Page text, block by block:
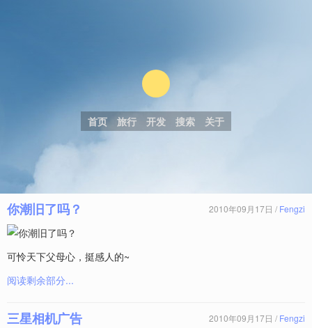
首页 旅行 开发 搜索 关于
你潮旧了吗？ 2010年09月17日 / Fengzi
可怜天下父母心，挺感人的~
阅读剩余部分...
三星相机广告 2010年09月17日 / Fengzi